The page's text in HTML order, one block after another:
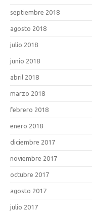
septiembre 2018
agosto 2018
julio 2018
junio 2018
abril 2018
marzo 2018
febrero 2018
enero 2018
diciembre 2017
noviembre 2017
octubre 2017
agosto 2017
julio 2017